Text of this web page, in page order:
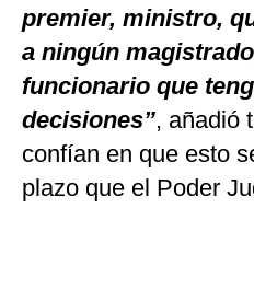
premier, ministro,
a ningún
funcionario que
decisiones”, añadió
confían en que esto
plazo que el Poder